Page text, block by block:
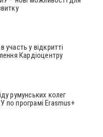
у відкритті
Кардіоцентру
румунських колег
програмі Erasmus+